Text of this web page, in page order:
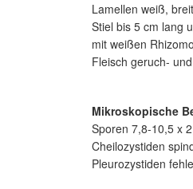
Lamellen weiß,
Stiel bis 5 cm lang
mit weißen
Fleisch geruch-
Mikroskopische
Sporen 7,8-10,5 x
Cheilozystiden
Pleurozystiden